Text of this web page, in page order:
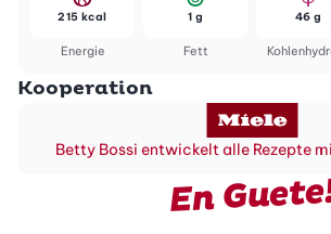
Energie
215 kcal
Fett
1 g 46 g
Kooperation
Betty Bossi entwickelt alle Rezepte
En